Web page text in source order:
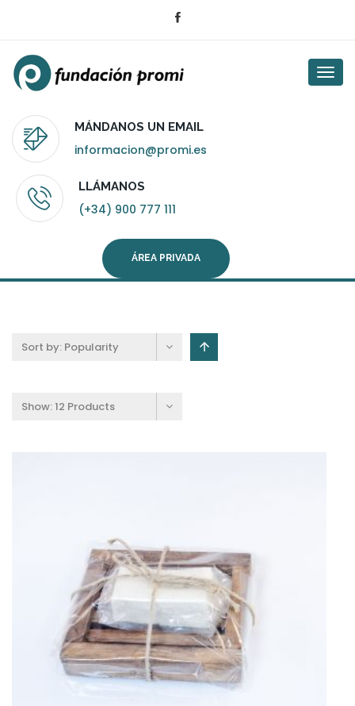
MÁNDANOS UN EMAIL
informacion@promi.es
LLÁMANOS
(+34) 900 777 111
ÁREA PRIVADA
Sort by: Popularity
Show:12 Products